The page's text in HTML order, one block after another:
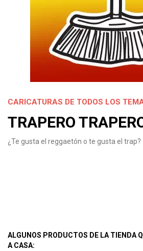
CARICATURAS DE TODOS LOS
TRAPERO
¿Te gusta el reggaetón o te gusta el trap?
ALGUNOS PRODUCTOS DE LA TIENDA
A CASA: